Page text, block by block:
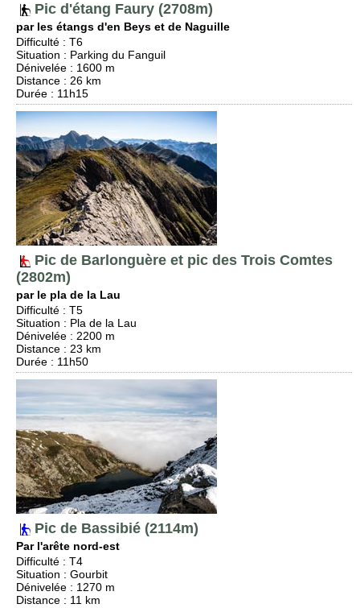
Pic d'étang Faury (2708m)
par les étangs d'en Beys et de Naguille
Difficulté : T6
Situation : Parking du Fanguil
Dénivelée : 1600 m
Distance : 26 km
Durée : 11h15
Pic de Barlonguère et pic des Trois Comtes
(2802m)
par le pla de la Lau
Difficulté : T5
Situation : Pla de la Lau
Dénivelée : 2200 m
Distance : 23 km
Durée : 11h50
Pic de Bassibié (2114m)
Par l'arête nord-est
Difficulté : T4
Situation : Gourbit
Dénivelée : 1270 m
Distance : 11 km